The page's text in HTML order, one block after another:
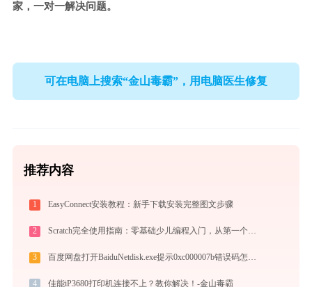
家，一对一解决问题。
可在电脑上搜索“金山毒霸”，用电脑医生修复
推荐内容
1 EasyConnect安装教程：新手下载安装完整图文步骤
2 Scratch完全使用指南：零基础少儿编程入门，从第一个作品到独立创作（2026最新）
3 百度网盘打开BaiduNetdisk.exe提示0xc000007b错误码怎么办
4 佳能iP3680打印机连接不上？教你解决！-金山毒霸